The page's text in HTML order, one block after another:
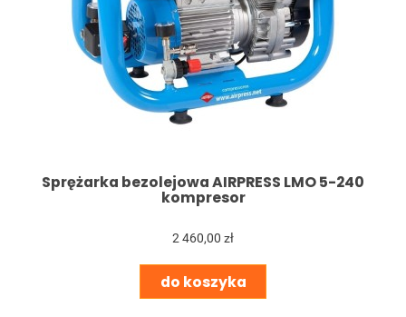
Sprężarka bezolejowa AIRPRESS LMO 5-240
kompresor
2 460,00 zł
do koszyka